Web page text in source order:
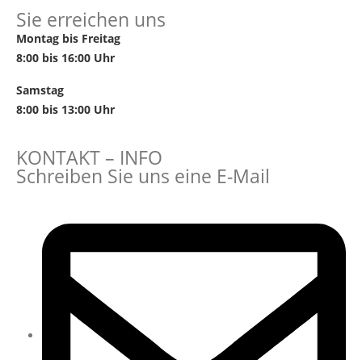
Sie erreichen uns
Montag bis Freitag
8:00 bis 16:00 Uhr
Samstag
8:00 bis 13:00 Uhr
KONTAKT – INFO
Schreiben Sie uns eine E-Mail